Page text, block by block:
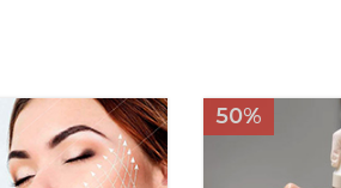
50%